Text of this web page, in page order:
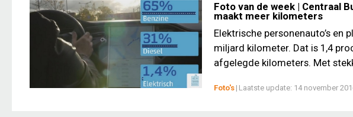
Foto van de week | Centraal
maakt meer kilometers
Elektrische personenauto’s en
miljard kilometer. Dat is 1,4
afgelegde kilometers. Met
Foto's | Laatste update: 14 november